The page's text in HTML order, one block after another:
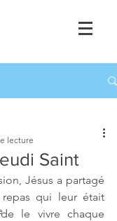
Saint
lecture
Jésus a partagé
qui leur était
le vivre chaque